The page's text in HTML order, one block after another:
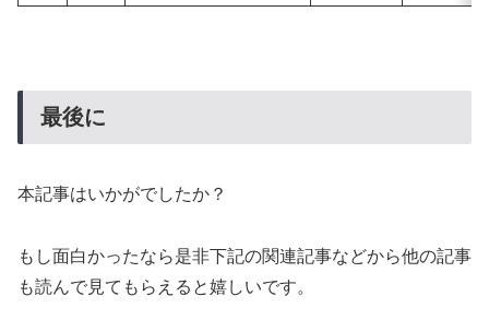
最後に
本記事はいかがでしたか？
もし面白かったなら是非下記の関連記事などから他の記事
も読んで見てもらえると嬉しいです。